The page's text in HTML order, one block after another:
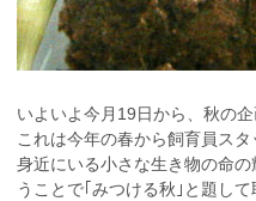
いよいよ今月19日から、秋の企
これは今年の春から飼育員スタ
身近にいる小さな生き物の命
うことで｢みつける秋｣と題して